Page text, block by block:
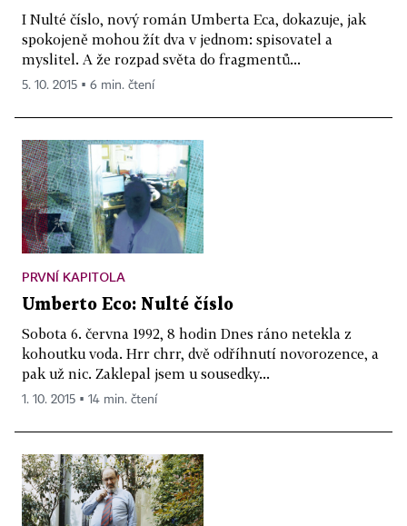
I Nulté číslo, nový román Umberta Eca, dokazuje, jak
spokojeně mohou žít dva v jednom: spisovatel a
myslitel. A že rozpad světa do fragmentů...
5. 10. 2015 ▪ 6 min. čtení
PRVNÍ KAPITOLA
Umberto Eco: Nulté číslo
Sobota 6. června 1992, 8 hodin Dnes ráno netekla z
kohoutku voda. Hrr chrr, dvě odříhnutí novorozence, a
pak už nic. Zaklepal jsem u sousedky...
1. 10. 2015 ▪ 14 min. čtení